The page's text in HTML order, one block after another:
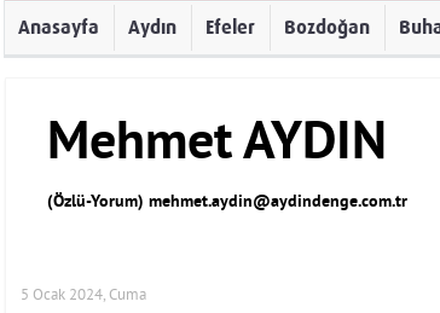
Anasayfa Aydın Efeler Bozdoğan
Mehmet AYDIN
(Özlü-Yorum) mehmet.aydin@aydindenge.com.tr
5 Ocak 2024, Cuma